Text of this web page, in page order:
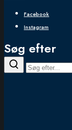
Facebook
Instagram
Søg efter